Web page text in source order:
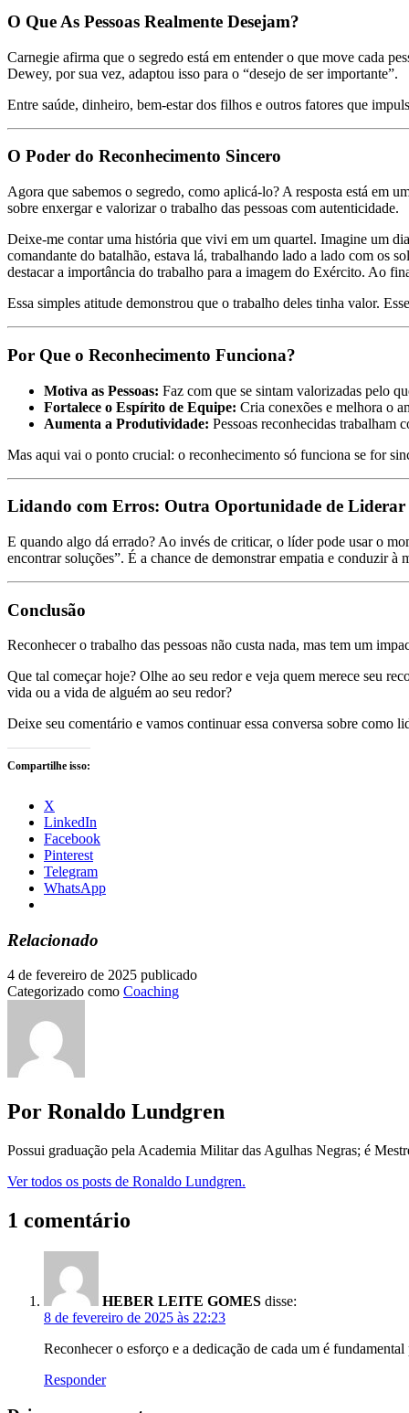
O Que As Pessoas Realmente Desejam?
Carnegie afirma que o segredo está em entender o que move cada
Dewey, por sua vez, adaptou isso para o “desejo de ser importante”.
Entre saúde, dinheiro, bem-estar dos filhos e outros fatores que
O Poder do Reconhecimento Sincero
Agora que sabemos o segredo, como aplicá-lo? A resposta está em
sobre enxergar e valorizar o trabalho das pessoas com autenticidade.
Deixe-me contar uma história que vivi em um quartel. Imagine um
comandante do batalhão, estava lá, trabalhando lado a lado com os
destacar a importância do trabalho para a imagem do Exército. Ao
Essa simples atitude demonstrou que o trabalho deles tinha valor.
Por Que o Reconhecimento Funciona?
Motiva as Pessoas: Faz com que se sintam valorizadas pelo
Fortalece o Espírito de Equipe: Cria conexões e melhora o
Aumenta a Produtividade: Pessoas reconhecidas trabalham
Mas aqui vai o ponto crucial: o reconhecimento só funciona se for
Lidando com Erros: Outra Oportunidade de Liderar
E quando algo dá errado? Ao invés de criticar, o líder pode usar o
encontrar soluções”. É a chance de demonstrar empatia e conduzir à
Conclusão
Reconhecer o trabalho das pessoas não custa nada, mas tem um
Que tal começar hoje? Olhe ao seu redor e veja quem merece seu
vida ou a vida de alguém ao seu redor?
Deixe seu comentário e vamos continuar essa conversa sobre como
Compartilhe isso:
X
LinkedIn
Facebook
Pinterest
Telegram
WhatsApp
Relacionado
4 de fevereiro de 2025 publicado
Categorizado como Coaching
Por Ronaldo Lundgren
Possui graduação pela Academia Militar das Agulhas Negras; é
Ver todos os posts de Ronaldo Lundgren.
1 comentário
HEBER LEITE GOMES disse:
8 de fevereiro de 2025 às 22:23
Reconhecer o esforço e a dedicação de cada um é
Responder